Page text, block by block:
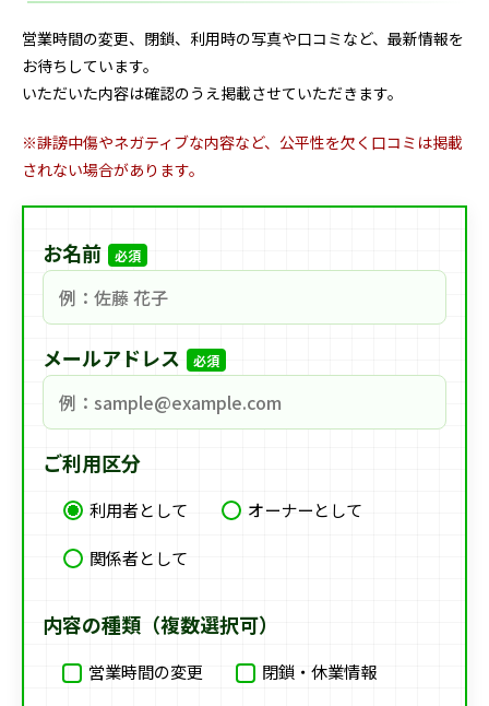
営業時間の変更、閉鎖、利用時の写真や口コミなど、最新情報を
お待ちしています。
いただいた内容は確認のうえ掲載させていただきます。
※誹謗中傷やネガティブな内容など、公平性を欠く口コミは掲載
されない場合があります。
お名前 必須
メールアドレス 必須
ご利用区分
利用者として
オーナーとして
関係者として
内容の種類（複数選択可）
営業時間の変更 閉鎖・休業情報